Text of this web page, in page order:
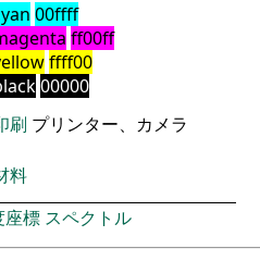
00ffff
ff00ff
ffff00
00000
刷 プリンター、カメラ
料
座標 スペクトル